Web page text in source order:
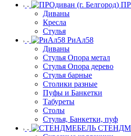
Диваны
Кресла
Стулья
РиАл58
Диваны
Стулья Опора метал
Стулья Опора дерево
Стулья барные
Столики разные
Пуфы и Банкетки
Табуреты
Столы
Стулья, Банкетки, пуф